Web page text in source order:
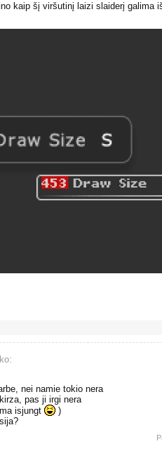
kaip šį viršutinį laizi slaiderį galima
nei namie tokio nera
pas ji irgi nera
isjungt
)